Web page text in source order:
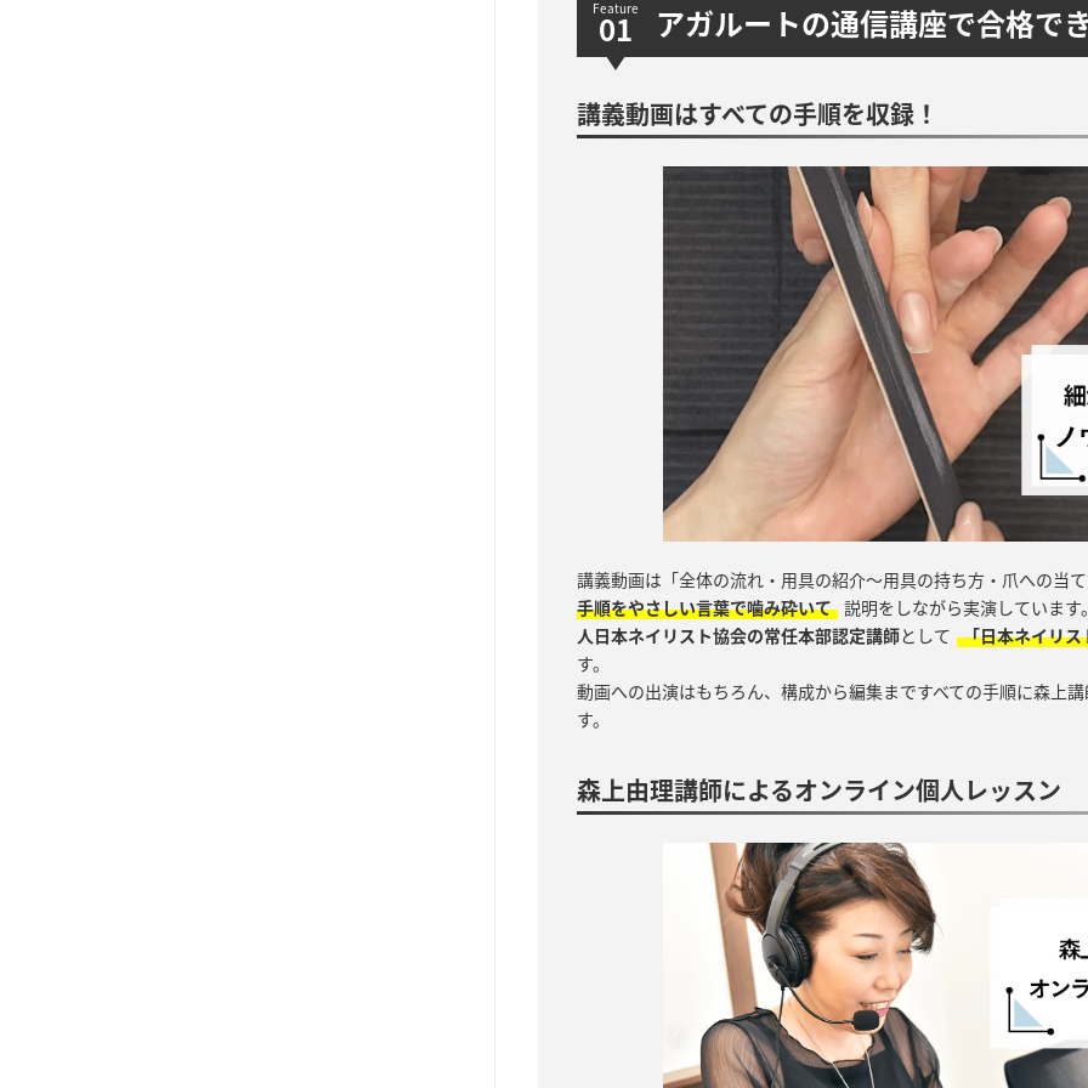
アガルートの通信講座で合格で
講義動画はすべての手順を収録！
講義動画は「全体の流れ・用具の紹介～用具の持ち方・爪への当
手順をやさしい言葉で噛み砕いて 説明をしながら実演していま
人日本ネイリスト協会の常任本部認定講師として 「日本ネイリス
す。
動画への出演はもちろん、構成から編集まですべての手順に森上
す。
森上由理講師によるオンライン個人レッスン